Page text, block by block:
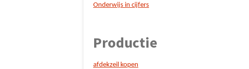
Onderwijs in cijfers
Productie
afdekzeil kopen